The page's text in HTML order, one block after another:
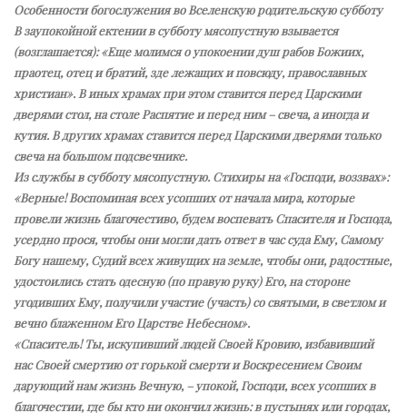
Особенности богослужения во Вселенскую родительскую субботу
В заупокойной ектении в субботу мясопустную взывается
(возглашается): «Еще молимся о упокоении душ рабов Божиих,
праотец, отец и братий, зде лежащих и повсюду, православных
христиан». В иных храмах при этом ставится перед Царскими
дверями стол, на столе Распятие и перед ним – свеча, а иногда и
кутия. В других храмах ставится перед Царскими дверями только
свеча на большом подсвечнике.
Из службы в субботу мясопустную. Стихиры на «Господи, воззвах»:
«Верные! Воспоминая всех усопших от начала мира, которые
провели жизнь благочестиво, будем воспевать Спасителя и Господа,
усердно прося, чтобы они могли дать ответ в час суда Ему, Самому
Богу нашему, Судий всех живущих на земле, чтобы они, радостные,
удостоились стать одесную (по правую руку) Его, на стороне
угодивших Ему, получили участие (участь) со святыми, в светлом и
вечно блаженном Его Царстве Небесном».
«Спаситель! Ты, искупивший людей Своей Кровию, избавивший
нас Своей смертию от горькой смерти и Воскресением Своим
дарующий нам жизнь Вечную, – упокой, Господи, всех усопших в
благочестии, где бы кто ни окончил жизнь: в пустынях или городах,